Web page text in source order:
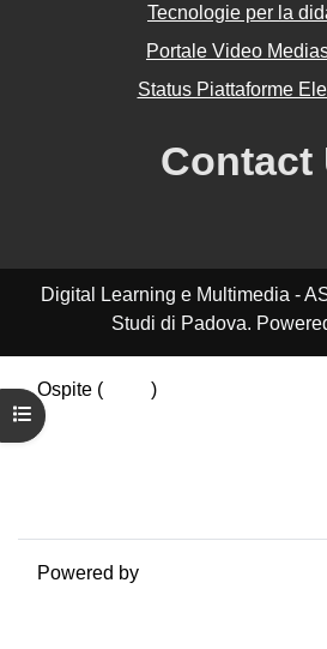
Apri indice del corso
Tecnologie per la
Portale Video
Status Piattaforme
Contact
Digital Learning e Multimedia -
Studi di Padova.
Ospite (
)
Riepilogo della conservazione dei
Powered by